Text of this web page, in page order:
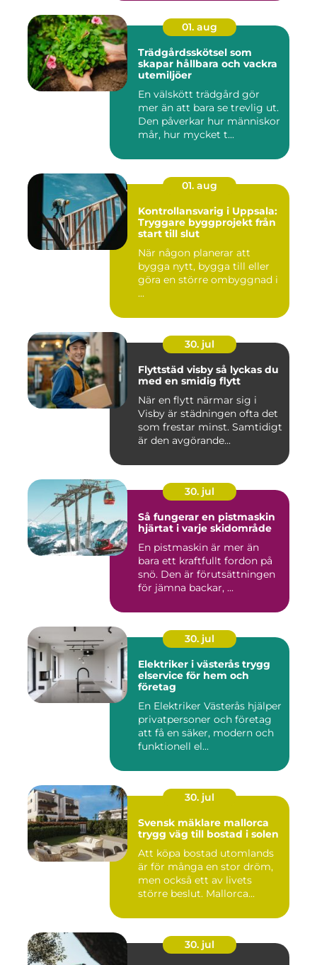
01. aug
Trädgårdsskötsel som
skapar hållbara och vackra
utemiljöer
En välskött trädgård gör
mer än att bara se trevlig ut.
Den påverkar hur människor
mår, hur mycket t...
01. aug
Kontrollansvarig i Uppsala:
Tryggare byggprojekt från
start till slut
När någon planerar att
bygga nytt, bygga till eller
göra en större ombyggnad i
...
30. jul
Flyttstäd visby så lyckas du
med en smidig flytt
När en flytt närmar sig i
Visby är städningen ofta det
som frestar minst. Samtidigt
är den avgörande...
30. jul
Så fungerar en pistmaskin
hjärtat i varje skidområde
En pistmaskin är mer än
bara ett kraftfullt fordon på
snö. Den är förutsättningen
för jämna backar, ...
30. jul
Elektriker i västerås trygg
elservice för hem och
företag
En Elektriker Västerås hjälper
privatpersoner och företag
att få en säker, modern och
funktionell el...
30. jul
Svensk mäklare mallorca
trygg väg till bostad i solen
Att köpa bostad utomlands
är för många en stor dröm,
men också ett av livets
större beslut. Mallorca...
30. jul